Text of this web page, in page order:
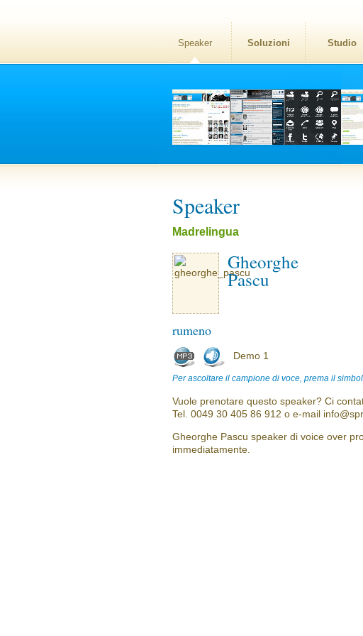
Speaker Soluzioni Studio
Speaker
Madrelingua
Gheorghe
Pascu
rumeno
Demo 1
Per ascoltare il campione di voce, prema il
Vuole prenotare questo speaker? Ci
Tel. 0049 30 405 86 912 o e-mail
Gheorghe Pascu speaker di voice over
immediatamente.